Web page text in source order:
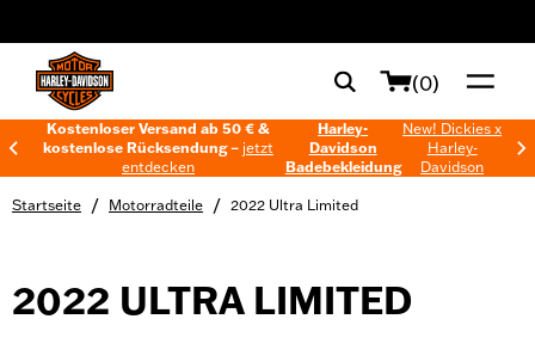
(0)
Kostenloser Versand ab 50 € &
kostenlose Rücksendung – jetzt
entdecken
Harley-
Davidson
Badebekleidung
New! Dickies x
Harley-
Davidson
Startseite / Motorradteile / 2022 Ultra Limited
2022 ULTRA LIMITED